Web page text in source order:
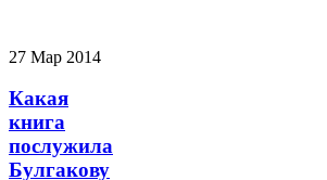
27 Мар 2014
Какая
книга
послужила
Булгакову